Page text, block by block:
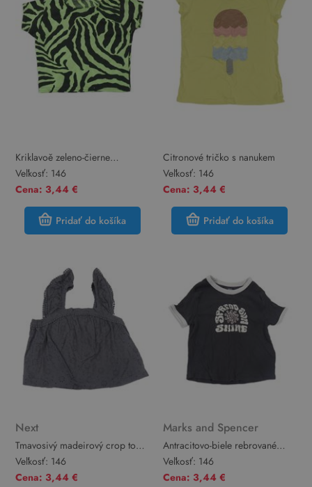
Kriklavoě zeleno-čierne
vzorované crop tričko
Veľkosť: 146
Cena: 3,44 €
Pridať do košíka
Citronové tričko s nanukem
Veľkosť: 146
Cena: 3,44 €
Pridať do košíka
Next
Tmavosivý madeirový crop top
Next
Veľkosť: 146
Cena: 3,44 €
Marks and Spencer
Antracitovo-biele rebrované
crop tričko s nápismi M&S
Veľkosť: 146
Cena: 3,44 €